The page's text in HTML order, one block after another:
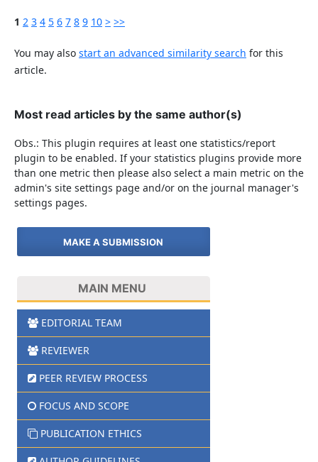
1 2 3 4 5 6 7 8 9 10 > >>
You may also start an advanced similarity search for this
article.
Most read articles by the same author(s)
Obs.: This plugin requires at least one statistics/report
plugin to be enabled. If your statistics plugins provide more
than one metric then please also select a main metric on the
admin's site settings page and/or on the journal manager's
settings pages.
MAKE A SUBMISSION
MAIN MENU
EDITORIAL TEAM
REVIEWER
PEER REVIEW PROCESS
FOCUS AND SCOPE
PUBLICATION ETHICS